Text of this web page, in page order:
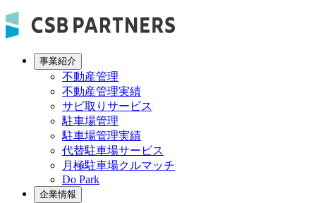
事業紹介
不動産管理
不動産管理実績
サビ取りサービス
駐車場管理
駐車場管理実績
代替駐車場サービス
月極駐車場クルマッチ
Do Park
企業情報